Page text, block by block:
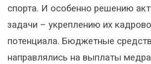
спорта. И особенно решению
задачи – укреплению их
потенциала. Бюджетные
направлялись на выплаты